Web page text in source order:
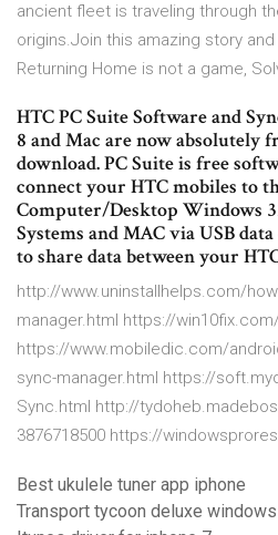
ancient fleet is traveling through
origins.Join this amazing story
Returning Home is not a game,
HTC PC Suite Software and
8 and Mac are now absolutely
download. PC Suite is free
connect your HTC mobiles to
Computer/Desktop Windows
Systems and MAC via USB
to share data between your
http://www.uninstallhelps.com/
manager.html https://
https://www.mobiledic.com/
sync-manager.html https://
Sync.html http://
3876718500 https://
Best ukulele tuner app iphone
Transport tycoon deluxe